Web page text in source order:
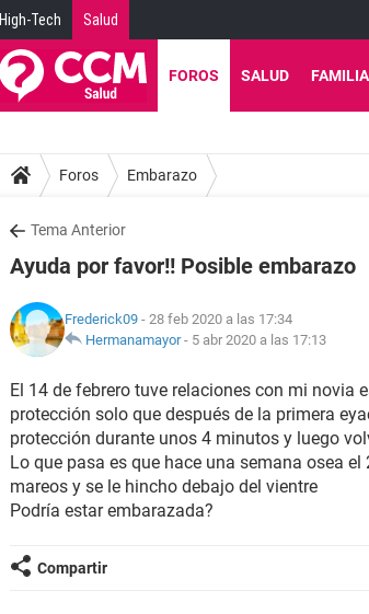
High-Tech Salud
FOROS SALUD FAMILIA
Foros Embarazo
Tema Anterior
Ayuda por favor!! Posible embarazo
Frederick09 - 28 feb 2020 a las 17:34
Hermanamayor- 5 abr 2020 a las 17:13
El 14 de febrero tuve relaciones con mi novia
protección solo que después de la primera
protección durante unos 4 minutos y luego
Lo que pasa es que hace una semana osea
mareos y se le hincho debajo del vientre
Podría estar embarazada?
Compartir